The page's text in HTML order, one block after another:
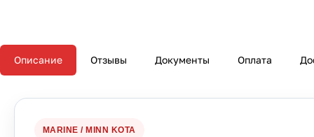
Описание Отзывы Документы Оплата
MARINE / MINN KOTA